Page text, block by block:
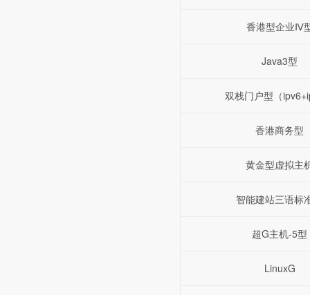
香港型企业Ⅳ
Java3型
双栈门户型（
香港商务型
黄金型虚拟主
智能建站三语标
超G主机-5型
LinuxG